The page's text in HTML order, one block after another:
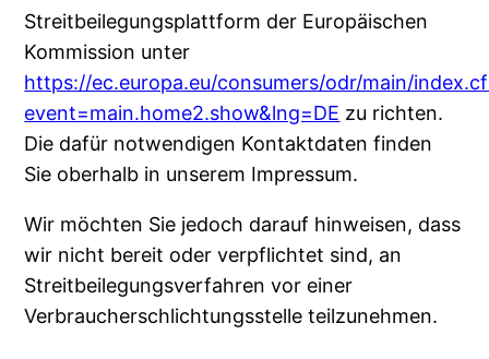
Streitbeilegungsplattform der Europäischen
Kommission unter
https://ec.europa.eu/consumers/odr/main/
event=main.home2.show&lng=DE zu richten.
Die dafür notwendigen Kontaktdaten finden
Sie oberhalb in unserem Impressum.
Wir möchten Sie jedoch darauf hinweisen, dass
wir nicht bereit oder verpflichtet sind, an
Streitbeilegungsverfahren vor einer
Verbraucherschlichtungsstelle teilzunehmen.